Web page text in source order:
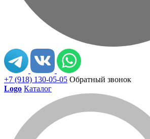
+7 (918) 130-05-05 Обратный звонок
Logo Каталог